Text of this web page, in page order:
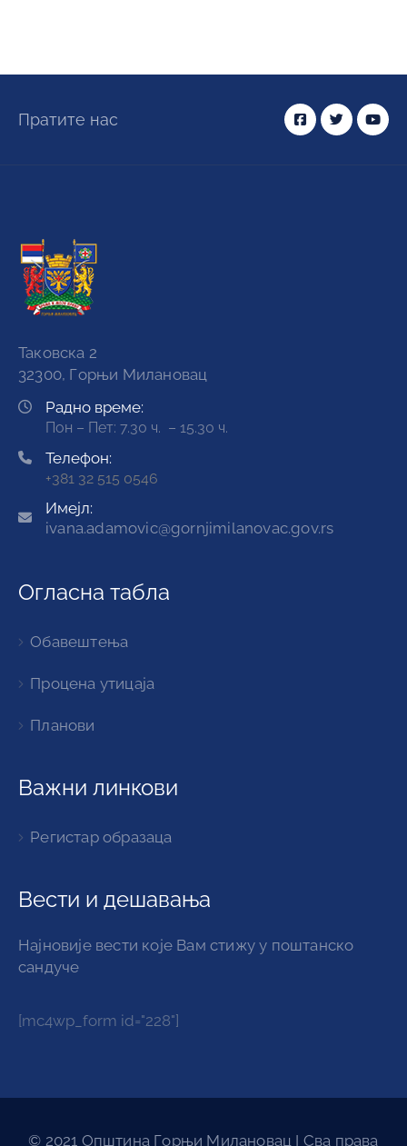
Пратите нас
Таковска 2
32300, Горњи Милановац
Радно време:
Пон – Пет: 7.30 ч. – 15.30 ч.
Телефон:
+381 32 515 0546
Имејл:
ivana.adamovic@gornjimilanovac.gov.rs
Огласна табла
Обавештења
Процена утицаја
Планови
Важни линкови
Регистар образаца
Вести и дешавања
Најновије вести које Вам стижу у поштанско
сандуче
[mc4wp_form id="228"]
© 2021 Општина Горњи Милановац I Сва права